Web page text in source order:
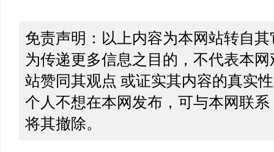
免责声明：以上内容为本网站转自
为传递更多信息之目的，不代表本
站赞同其观点 或证实其内容的真实
个人不想在本网发布，可与本网联
将其撤除。